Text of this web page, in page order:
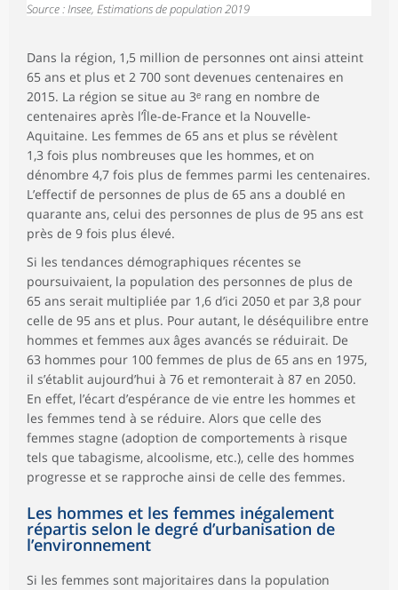
Source : Insee, Estimations de population 2019
Dans la région, 1,5 million de personnes ont ainsi atteint
65 ans et plus et 2 700 sont devenues centenaires en
2015. La région se situe au 3ᵉ rang en nombre de
centenaires après l’Île-de-France et la Nouvelle-
Aquitaine. Les femmes de 65 ans et plus se révèlent
1,3 fois plus nombreuses que les hommes, et on
dénombre 4,7 fois plus de femmes parmi les centenaires.
L’effectif de personnes de plus de 65 ans a doublé en
quarante ans, celui des personnes de plus de 95 ans est
près de 9 fois plus élevé.
Si les tendances démographiques récentes se
poursuivaient, la population des personnes de plus de
65 ans serait multipliée par 1,6 d’ici 2050 et par 3,8 pour
celle de 95 ans et plus. Pour autant, le déséquilibre entre
hommes et femmes aux âges avancés se réduirait. De
63 hommes pour 100 femmes de plus de 65 ans en 1975,
il s’établit aujourd’hui à 76 et remonterait à 87 en 2050.
En effet, l’écart d’espérance de vie entre les hommes et
les femmes tend à se réduire. Alors que celle des
femmes stagne (adoption de comportements à risque
tels que tabagisme, alcoolisme, etc.), celle des hommes
progresse et se rapproche ainsi de celle des femmes.
Les hommes et les femmes inégalement
répartis selon le degré d’urbanisation de
l’environnement
Si les femmes sont majoritaires dans la population